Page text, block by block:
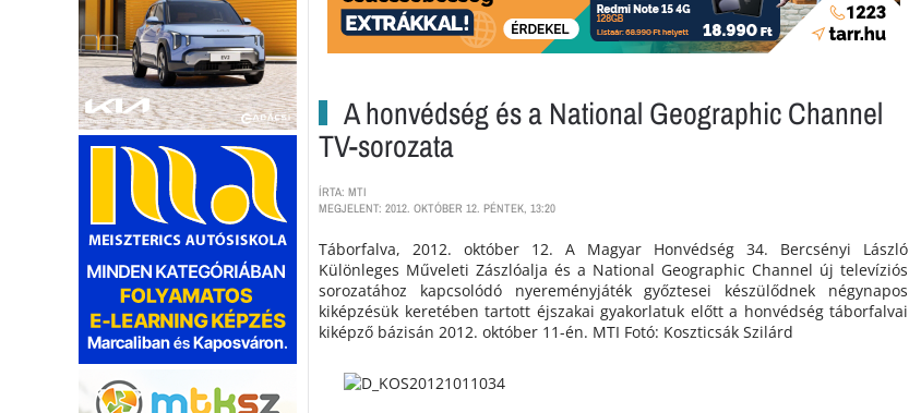
A honvédség és a National Geographic Channel
TV-sorozata
ÍRTA: MTI
MEGJELENT: 2012. OKTÓBER 12. PÉNTEK, 13:20
Táborfalva, 2012. október 12. A Magyar Honvédség 34. Bercsényi László
Különleges Műveleti Zászlóalja és a National Geographic Channel új televíziós
sorozatához kapcsolódó nyereményjáték győztesei készülődnek négynapos
kiképzésük keretében tartott éjszakai gyakorlatuk előtt a honvédség táborfalvai
kiképző bázisán 2012. október 11-én. MTI Fotó: Koszticsák Szilárd